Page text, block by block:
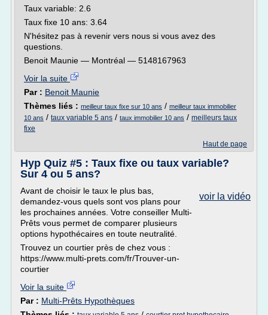
Taux variable: 2.6
Taux fixe 10 ans: 3.64
N'hésitez pas à revenir vers nous si vous avez des
questions.
Benoit Maunie — Montréal — 5148167963
Voir la suite
Par : Benoit Maunie
Thèmes liés : meilleur taux fixe sur 10 ans / meilleur taux immobilier
10 ans / taux variable 5 ans / taux immobilier 10 ans / meilleurs taux
fixe
Haut de page
Hyp Quiz #5 : Taux fixe ou taux variable?
Sur 4 ou 5 ans?
voir la vidéo
Avant de choisir le taux le plus bas,
demandez-vous quels sont vos plans pour
les prochaines années. Votre conseiller Multi-
Prêts vous permet de comparer plusieurs
options hypothécaires en toute neutralité.
Trouvez un courtier près de chez vous :
https://www.multi-prets.com/fr/Trouver-un-
courtier
Voir la suite
Par : Multi-Prêts Hypothèques